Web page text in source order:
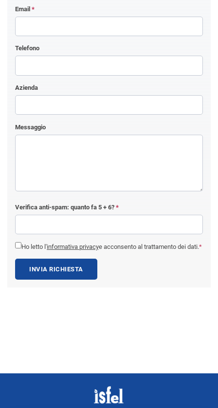
Email *
Telefono
Azienda
Messaggio
Verifica anti-spam: quanto fa 5 + 6? *
Ho letto l'informativa privacye acconsento al trattamento dei dati.*
INVIA RICHIESTA